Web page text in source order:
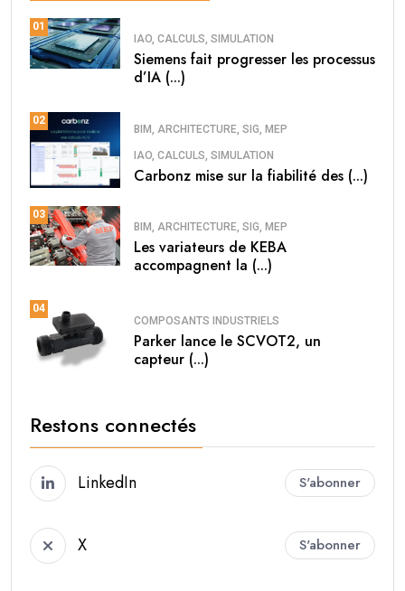
01
IAO, CALCULS, SIMULATION
Siemens fait progresser les processus
d’IA (...)
02
BIM, ARCHITECTURE, SIG, MEP
IAO, CALCULS, SIMULATION
Carbonz mise sur la fiabilité des (...)
03
BIM, ARCHITECTURE, SIG, MEP
Les variateurs de KEBA
accompagnent la (...)
04
COMPOSANTS INDUSTRIELS
Parker lance le SCVOT2, un
capteur (...)
Restons connectés
LinkedIn S'abonner
X S'abonner